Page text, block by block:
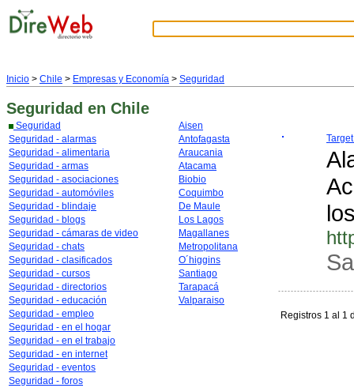
Inicio > Chile > Empresas y Economía > Seguridad
Seguridad en Chile
Seguridad
Seguridad - alarmas
Seguridad - alimentaria
Seguridad - armas
Seguridad - asociaciones
Seguridad - automóviles
Seguridad - blindaje
Seguridad - blogs
Seguridad - cámaras de video
Seguridad - chats
Seguridad - clasificados
Seguridad - cursos
Seguridad - directorios
Seguridad - educación
Seguridad - empleo
Seguridad - en el hogar
Seguridad - en el trabajo
Seguridad - en internet
Seguridad - eventos
Seguridad - foros
Aisen
Antofagasta
Araucania
Atacama
Biobio
Coquimbo
De Maule
Los Lagos
Magallanes
Metropolitana
O´higgins
Santiago
Tarapacá
Valparaiso
Registros 1 al 1